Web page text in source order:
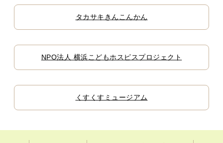
タカサキきんこんかん
NPO法人 横浜こどもホスピスプロジェクト
くすくすミュージアム